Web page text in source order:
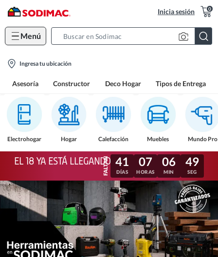
Inicia sesión 0
Menú
location-
Ingresa tu ubicación
Asesoría Constructor Deco Hogar Tipos de Entrega
Electrohogar Hogar Calefacción Muebles Mundo Pro
EL 18 YA ESTÁ LLEGANDO 41
DÍAS
07
HORAS
06
MIN
46
SEG